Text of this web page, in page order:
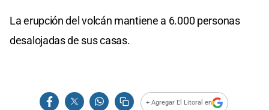
La erupción del volcán mantiene a 6.000 personas
desalojadas de sus casas.
+ Agregar El Litoral en